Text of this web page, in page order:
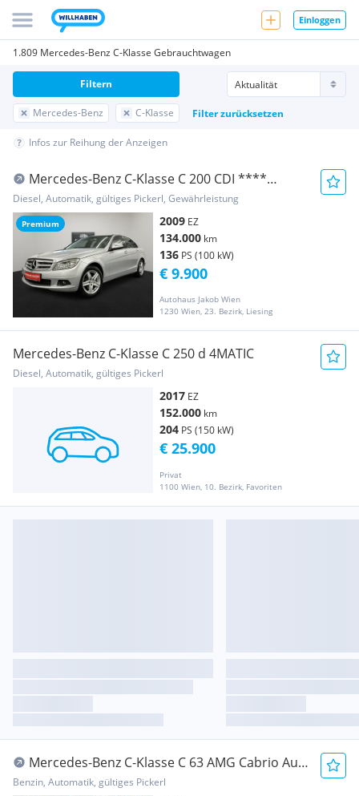
Einloggen
1.809 Mercedes-Benz C-Klasse Gebrauchtwagen
Mercedes-Benz C-Klasse Filter zurücksetzen
Filtern
Infos zur Reihung der Anzeigen
Premium
Mercedes-Benz C-Klasse C 200 CDI ****
AUTOMATIK **** SOFORT-KREDIT-MÖG...
Diesel, Automatik, gültiges Pickerl, Gewährleistung
2009 EZ
134.000 km
136 PS (100 kW)
Autohaus Jakob Wien
1230 Wien, 23. Bezirk, Liesing
€ 9.900
Mercedes-Benz C-Klasse C 250 d 4MATIC
Diesel, Automatik, gültiges Pickerl
2017 EZ
152.000 km
204 PS (150 kW)
Privat
1100 Wien, 10. Bezirk, Favoriten
€ 25.900
Mercedes-Benz C-Klasse C 63 AMG Cabrio Aut.
weiß Dach schwarz
Benzin, Automatik, gültiges Pickerl